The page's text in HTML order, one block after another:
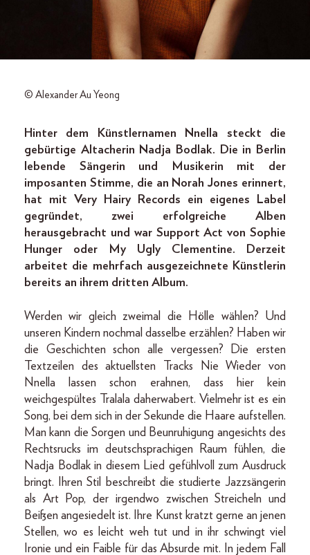
© Alexander Au Yeong
Hinter dem Künstlernamen Nnella steckt die
gebürtige Altacherin Nadja Bodlak. Die in Berlin
lebende Sängerin und Musikerin mit der
imposanten Stimme, die an Norah Jones erinnert,
hat mit Very Hairy Records ein eigenes Label
gegründet, zwei erfolgreiche Alben
herausgebracht und war Support Act von Sophie
Hunger oder My Ugly Clementine. Derzeit
arbeitet die mehrfach ausgezeichnete Künstlerin
bereits an ihrem dritten Album.
Werden wir gleich zweimal die Hölle wählen? Und
unseren Kindern nochmal dasselbe erzählen? Haben wir
die Geschichten schon alle vergessen? Die ersten
Textzeilen des aktuellsten Tracks Nie Wieder von
Nnella lassen schon erahnen, dass hier kein
weichgespültes Tralala daherwabert. Vielmehr ist es ein
Song, bei dem sich in der Sekunde die Haare aufstellen.
Man kann die Sorgen und Beunruhigung angesichts des
Rechtsrucks im deutschsprachigen Raum fühlen, die
Nadja Bodlak in diesem Lied gefühlvoll zum Ausdruck
bringt. Ihren Stil beschreibt die studierte Jazzsängerin
als Art Pop, der irgendwo zwischen Streicheln und
Beißen angesiedelt ist. Ihre Kunst kratzt gerne an jenen
Stellen, wo es leicht weh tut und in ihr schwingt viel
Ironie und ein Faible für das Absurde mit. In jedem Fall